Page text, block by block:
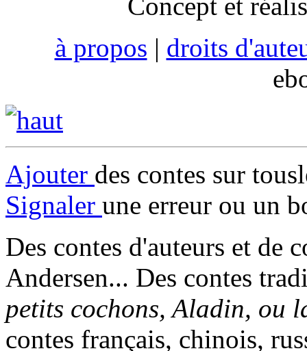
à propos | droits
Ajouter des contes sur
Signaler une erreur ou un
Des contes d'auteurs et de
Andersen... Des contes
petits cochons, Aladin, ou
contes français, chinois,